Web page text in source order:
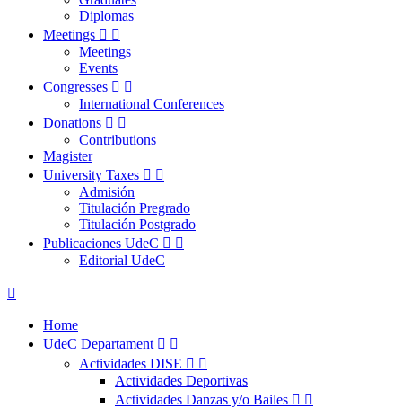
Diplomas
Meetings  
Meetings
Events
Congresses  
International Conferences
Donations  
Contributions
Magister
University Taxes  
Admisión
Titulación Pregrado
Titulación Postgrado
Publicaciones UdeC  
Editorial UdeC

Home
UdeC Departament  
Actividades DISE  
Actividades Deportivas
Actividades Danzas y/o Bailes  